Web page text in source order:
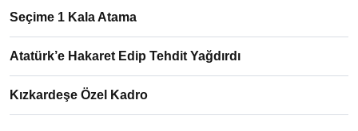
Seçime 1 Kala Atama
Atatürk’e Hakaret Edip Tehdit Yağdırdı
Kızkardeşe Özel Kadro